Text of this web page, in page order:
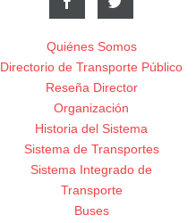
Quiénes Somos
Directorio de Transporte Público
Reseña Director
Organización
Historia del Sistema
Sistema de Transportes
Sistema Integrado de
Transporte
Buses